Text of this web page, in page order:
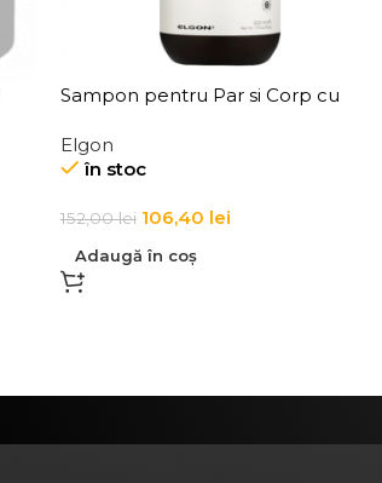
Sampon pentru Par si Corp cu
Hair & Body Shampoo
Elgon
în stoc
152,00lei 106,40 lei
Adaugă în coș